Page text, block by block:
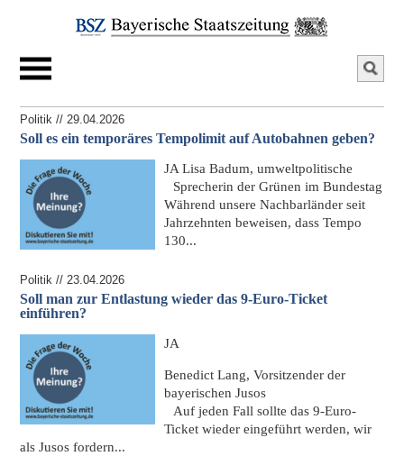
Politik // 29.04.2026
Soll es ein temporäres Tempolimit auf Autobahnen geben?
JA Lisa Badum, umweltpolitische
Sprecherin der Grünen im Bundestag
Während unsere Nachbarländer seit
Jahrzehnten beweisen, dass Tempo
130...
Politik // 23.04.2026
Soll man zur Entlastung wieder das 9-Euro-Ticket
einführen?
JA
Benedict Lang, Vorsitzender der
bayerischen Jusos
Auf jeden Fall sollte das 9-Euro-
Ticketwieder eingeführt werden, wir
als Jusos fordern...